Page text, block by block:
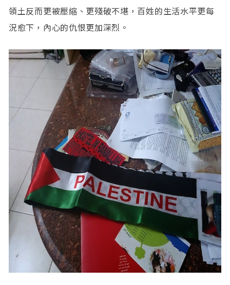
領土反而更被壓縮、更殘破不堪，百姓的生活水平更每
況愈下，內心的仇恨更加深烈。